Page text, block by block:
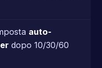
auto-
dopo 10/30/60